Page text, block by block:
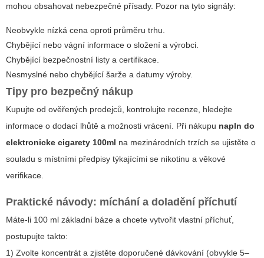
mohou obsahovat nebezpečné přísady. Pozor na tyto signály:
Neobvykle nízká cena oproti průměru trhu.
Chybějící nebo vágní informace o složení a výrobci.
Chybějící bezpečnostní listy a certifikace.
Nesmyslné nebo chybějící šarže a datumy výroby.
Tipy pro bezpečný nákup
Kupujte od ověřených prodejců, kontrolujte recenze, hledejte
informace o dodací lhůtě a možnosti vrácení. Při nákupu napln do
elektronicke cigarety 100ml na mezinárodních trzích se ujistěte o
souladu s místními předpisy týkajícími se nikotinu a věkové
verifikace.
Praktické návody: míchání a doladění příchutí
Máte-li 100 ml základní báze a chcete vytvořit vlastní příchuť,
postupujte takto:
1) Zvolte koncentrát a zjistěte doporučené dávkování (obvykle 5–